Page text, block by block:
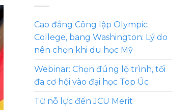
Cao đẳng Công lập Olympic
College, bang Washington: Lý do
nên chọn khi du học Mỹ
Webinar: Chọn đúng lộ trình, tối
đa cơ hội vào đại học Top Úc
Từ nỗ lực đến JCU Merit